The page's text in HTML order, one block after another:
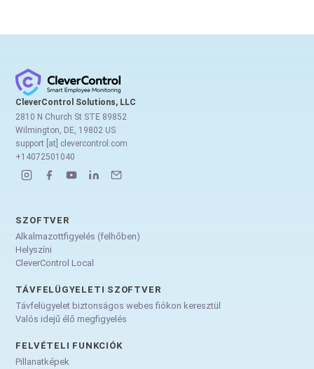
CleverControl Solutions, LLC
2810 N Church St STE 89852
Wilmington, DE, 19802 US
support [at] clevercontrol.com
+14072501040
SZOFTVER
Alkalmazottfigyelés (felhőben)
Helyszíni
CleverControl Local
TÁVFELÜGYELETI SZOFTVER
Távfelügyelet biztonságos webes fiókon keresztül
Valós idejű élő megfigyelés
FELVÉTELI FUNKCIÓK
Pillanatképek